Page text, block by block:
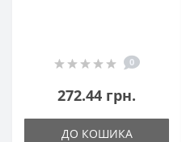
0
272.44 грн.
ДО КОШИКА